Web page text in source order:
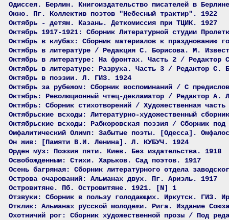
Одиссея. Берлин. Книгоиздательство писателей в
Окно. Пг. Коллектив поэтов "Небесный трактир". 1922
Октябрь - детям. Казань. Деткомиссия при ТЦИК. 1927
Октябрь 1917-1921: Сборник Литературной студии
Октябрь в клубах: Сборник материалов к празднованию
Октябрь в литературе / Редакция С. Борисова. М.
Октябрь в литературе: На фронтах. Часть 2 /
Октябрь в литературе: Разруха. Часть 3 / Редактор С.
Октябрь в поэзии. Л. ГИЗ. 1924
Октябрь за рубежом: Сборник воспоминаний / С
Октябрь: Революционный чтец-декламатор / Редактор А.
Октябрь: Сборник стихотворений / Художественная
Октябрьские всходы: Литературно-художественный
Октябрьские всходы: Рабкоровская поэзия / Сборник
Омфалитический Олимп: Забытые поэты. [Одесса].
Он жив: [Памяти В.И. Ленина]. Л. КУБУЧ. 1924
Орден муз: Поэзия пяти. Киев. Без издательства. 1918
Освобожденным: Стихи. Харьков. Сад поэтов. 1917
Осень багряная: Сборник литературного отдела
Острова очарований: Альманах двух. Пг. Ариэль. 1917
Островитяне. Пб. Островитяне. 1921. [N] 1
Отзвуки: Сборник в пользу голодающих. Иркутск. ГИЗ.
Отклик: Альманах русской молодежи. Рига. Издание
Охотничий рог: Сборник художественной прозы / Под